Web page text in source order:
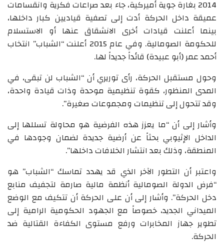
2014 بغارة جوية أميركية، جاء بعد صراعات فكرية وانقسامات
عميقة داخل الحركة أدت إلى تصفية قياديين كبار داخلها،
بينما أعلنت قيادات أخرى الانشقاق عنها أو الاستسلام
للحكومة الصومالية. وفي عام 2015 أعلنت “الشباب” انتخاب
أحمد عمر (أبو عبيدة) قائداً جديداً لها.
وحول مستقبل الحركة، رأى توريري أن “الشباب لن تبقى، في
المدى المنظور، كقوة تنظيمية موحدة وذات قيادة واحدة،
وقد تتحول إلى تنظيمات ومجموعات صغيرة”.
وأشار إلى أن “ما يعزز هذه الفرضية هو محاولة تسللها إلى
الداخل الإثيوبي بحثاً عن أرضية جديدة لضمان وجودها في
المنطقة، وذلك بعد انتشار الخلافات داخلها”.
واعتبر أن التطور الآخر الذي قد يهدد تماسك “الشباب” هو
“فرض الدولة الصومالية أنظمة مالية صارمة لتجفيف منابع
دخل الحركة”. وأشار إلى أن على الحركة أن تتكيف مع الوضع
الميداني الجديد، خصوصاً مع الجهود الحكومية الرامية إلى
تطوير جهاز المخابرات ورفع مستوى الكفاءة القتالية ضد
الحركة.